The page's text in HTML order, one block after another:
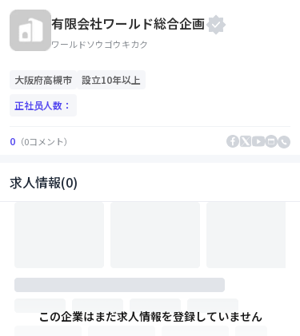
有限会社ワールド総合企画
ワールドソウゴウキカク
大阪府高槻市
設立10年以上
正社员人数：
0 （0コメント）
求人情報(0)
この企業はまだ求人情報を登録していません